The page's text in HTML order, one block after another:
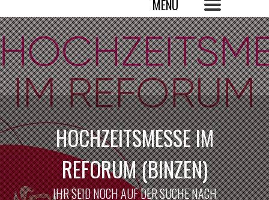
HOCHZEITSMESSE IM
REFORUM (BINZEN)
IHR SEID NOCH AUF DER SUCHE NACH